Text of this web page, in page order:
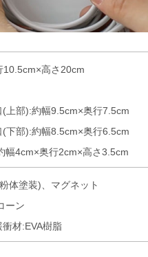
10.5cm×高さ20cm
上部):約幅9.5cm×奥行7.5cm
下部):約幅8.5cm×奥行6.5cm
幅4cm×奥行2cm×高さ3.5cm
体塗装)、マグネット
ーン
材:EVA樹脂